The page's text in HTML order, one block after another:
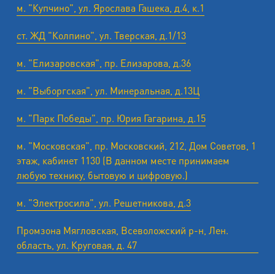
м. "Купчино", ул. Ярослава Гашека, д.4, к.1
ст. ЖД "Колпино", ул. Тверская, д.1/13
м. "Елизаровская", пр. Елизарова, д.36
м. "Выборгская", ул. Минеральная, д.13Ц
м. "Парк Победы", пр. Юрия Гагарина, д.15
м. "Московская", пр. Московский, 212, Дом Советов, 1
этаж, кабинет 1130 (В данном месте принимаем
любую технику, бытовую и цифровую.)
м. "Электросила", ул. Решетникова, д.3
Промзона Мягловская, Всеволожский р-н, Лен.
область, ул. ​Круговая, д. 47